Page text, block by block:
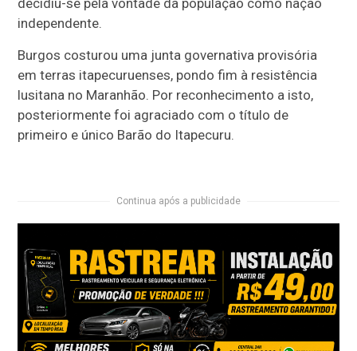
independente.
Burgos costurou uma junta governativa provisória
em terras itapecuruenses, pondo fim à resistência
lusitana no Maranhão. Por reconhecimento a isto,
posteriormente foi agraciado com o título de
primeiro e único Barão do Itapecuru.
Continua após a publicidade